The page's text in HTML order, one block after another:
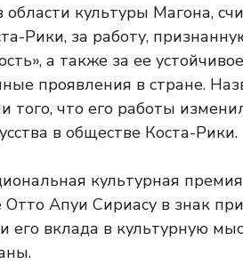
культуры Магона,
Рики, за работу,
а также за ее
проявления в стране.
того, что его работы
в обществе Коста-Рики.
культурная
Отто Апуи Сириасу в знак
его вклада в культурную